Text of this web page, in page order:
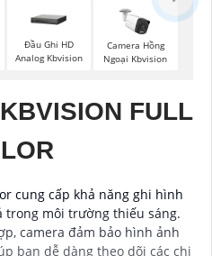
Đầu Ghi HD
Analog Kbvision
Camera Hồng
Ngoại Kbvision
FULL
cung cấp khả năng ghi hình
trong môi trường thiếu sáng.
camera đảm bảo hình ảnh
bạn dễ dàng theo dõi các chi